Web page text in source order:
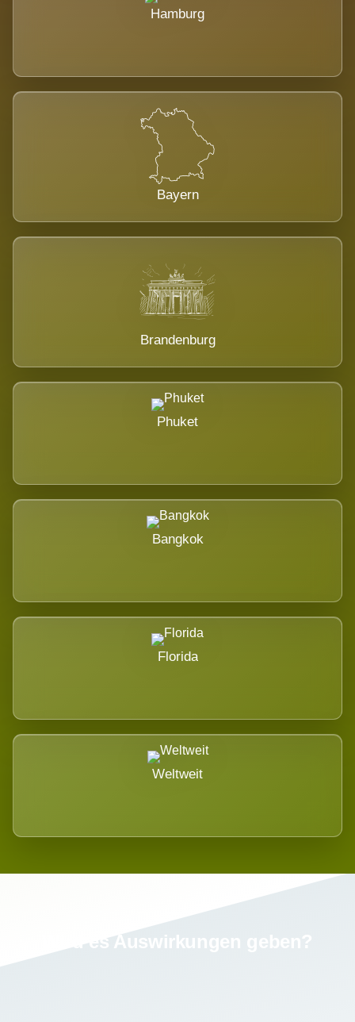
Hamburg
Bayern
Brandenburg
Phuket
Bangkok
Florida
Weltweit
Wird es Auswirkungen geben?